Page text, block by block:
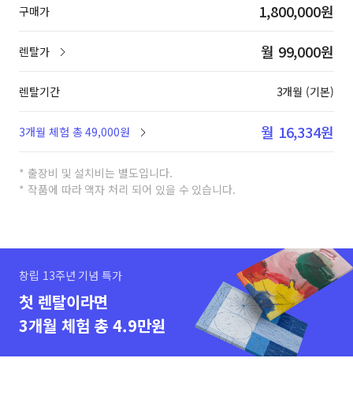
구매가 1,800,000원
렌탈가 월 99,000원
렌탈기간 3개월 (기본)
3개월 체험 총 49,000원 월 16,334원
* 출장비 및 설치비는 별도입니다.
* 작품에 따라 액자 처리 되어 있을 수 있습니다.
창립 13주년 기념 특가
첫 렌탈이라면
3개월 체험 총 4.9만원